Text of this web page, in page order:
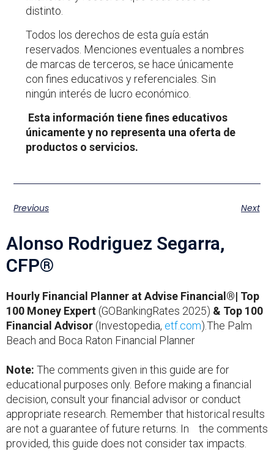
distinto.
Todos los derechos de esta guía están
reservados. Menciones eventuales a nombres
de marcas de terceros, se hace únicamente
con fines educativos y referenciales. Sin
ningún interés de lucro económico.
Esta información tiene fines educativos
únicamente y no representa una oferta de
productos o servicios.
Previous Next
Alonso Rodriguez Segarra,
CFP®
Hourly Financial Planner at Advise Financial®| Top
100 Money Expert (GOBankingRates 2025) & Top 100
Financial Advisor (Investopedia, etf.com).The Palm
Beach and Boca Raton Financial Planner
Note: The comments given in this guide are for
educational purposes only. Before making a financial
decision, consult your financial advisor or conduct
appropriate research. Remember that historical results
are not a guarantee of future returns. In the comments
provided, this guide does not consider tax impacts.